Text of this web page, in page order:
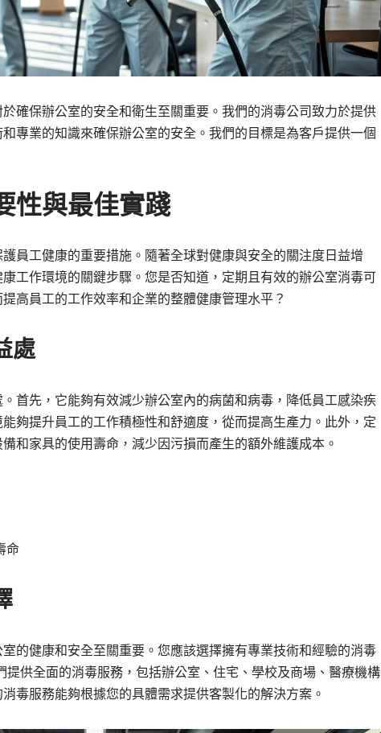
確保辦公室的安全和衛生至關重要。我們的消毒公司致力於提供
專業的知識來確保辦公室的安全。我們的目標是為客戶提供一個
性與最佳實踐
員工健康的重要措施。隨著全球對健康與安全的關注度日益增
工作環境的關鍵步驟。您是否知道，定期且有效的辦公室消毒可
高員工的工作效率和企業的整體健康管理水平？
處
首先，它能夠有效減少辦公室內的病菌和病毒，降低員工感染疾
夠提升員工的工作積極性和舒適度，從而提高生產力。此外，定
和家具的使用壽命，減少因污損而產生的額外維護成本。
命
的健康和安全至關重要。您應該選擇擁有專業技術和經驗的消毒
提供全面的消毒服務，包括辦公室、住宅、學校及商場、醫療機構
毒服務能夠根據您的具體需求提供客製化的解決方案。